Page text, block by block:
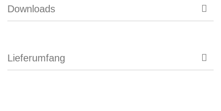
Downloads
Lieferumfang